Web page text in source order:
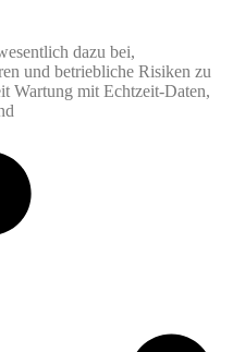
dazu bei,
und betriebliche Risiken zu
Wartung mit Echtzeit-Daten,